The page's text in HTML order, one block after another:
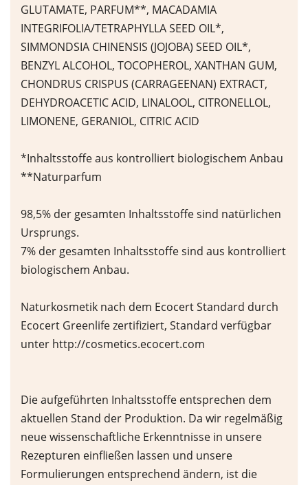
GLUTAMATE, PARFUM**, MACADAMIA
INTEGRIFOLIA/TETRAPHYLLA SEED OIL*,
SIMMONDSIA CHINENSIS (JOJOBA) SEED OIL*,
BENZYL ALCOHOL, TOCOPHEROL, XANTHAN GUM,
CHONDRUS CRISPUS (CARRAGEENAN) EXTRACT,
DEHYDROACETIC ACID, LINALOOL, CITRONELLOL,
LIMONENE, GERANIOL, CITRIC ACID
*Inhaltsstoffe aus kontrolliert biologischem Anbau
**Naturparfum
98,5% der gesamten Inhaltsstoffe sind natürlichen
Ursprungs.
7% der gesamten Inhaltsstoffe sind aus kontrolliert
biologischem Anbau.
Naturkosmetik nach dem Ecocert Standard durch
Ecocert Greenlife zertifiziert, Standard verfügbar
unter http://cosmetics.ecocert.com
Die aufgeführten Inhaltsstoffe entsprechen dem
aktuellen Stand der Produktion. Da wir regelmäßig
neue wissenschaftliche Erkenntnisse in unsere
Rezepturen einfließen lassen und unsere
Formulierungen entsprechend ändern, ist die